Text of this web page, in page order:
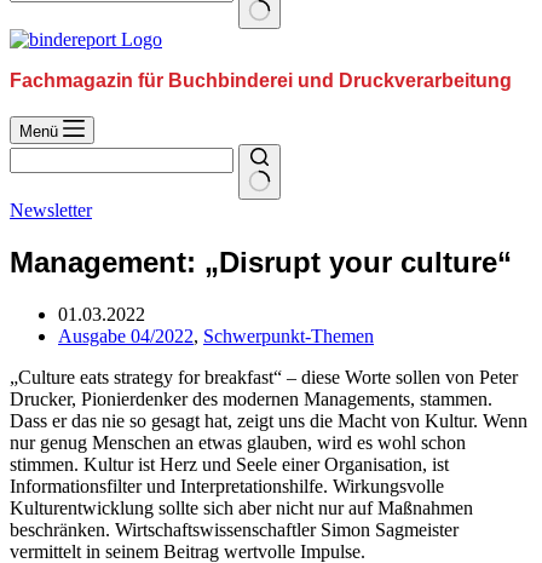
Fachmagazin für Buchbinderei und Druckverarbeitung
Menü
Newsletter
Management: „Disrupt your culture“
01.03.2022
Ausgabe 04/2022, Schwerpunkt-Themen
„Culture eats strategy for breakfast“ – diese Worte sollen von Peter
Drucker, Pionierdenker des modernen Managements, stammen.
Dass er das nie so gesagt hat, zeigt uns die Macht von Kultur. Wenn
nur genug Menschen an etwas glauben, wird es wohl schon
stimmen. Kultur ist Herz und Seele einer Organisation, ist
Informationsfilter und Interpretationshilfe. Wirkungsvolle
Kulturentwicklung sollte sich aber nicht nur auf Maßnahmen
beschränken. Wirtschaftswissenschaftler Simon Sagmeister
vermittelt in seinem Beitrag wertvolle Impulse.